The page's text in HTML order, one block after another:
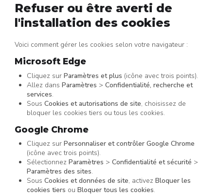
Refuser ou être averti de
l'installation des cookies
Voici comment gérer les cookies selon votre navigateur :
Microsoft Edge
Cliquez surParamètres et plus (icône avec trois points).
Allez dansParamètres >Confidentialité, recherche et
services.
SousCookies et autorisations de site, choisissez de
bloquer les cookies tiers ou tous les cookies.
Google Chrome
Cliquez surPersonnaliser et contrôler Google Chrome
(icône avec trois points).
SélectionnezParamètres >Confidentialité et sécurité >
Paramètres des sites.
SousCookies et données de site, activezBloquer les
cookies tiers ouBloquer tous les cookies.